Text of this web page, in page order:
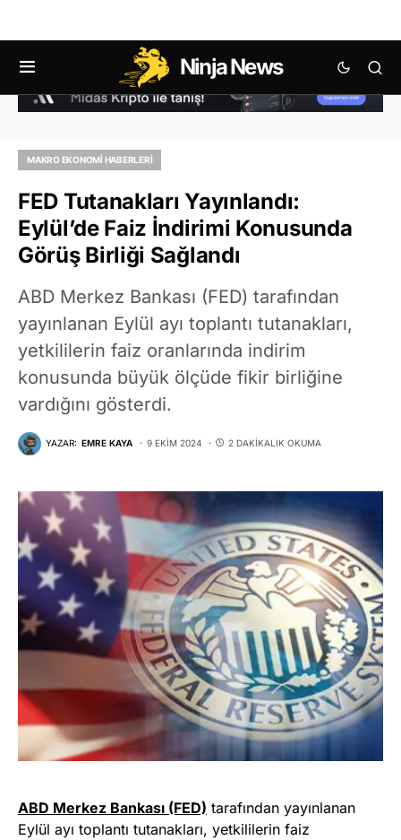
Ninja News
MAKRO EKONOMI HABERLERI
FED Tutanakları Yayınlandı:
Eylül’de Faiz İndirimi Konusunda
Görüş Birliği Sağlandı
ABD Merkez Bankası (FED) tarafından
yayınlanan Eylül ayı toplantı tutanakları,
yetkililerin faiz oranlarında indirim
konusunda büyük ölçüde fikir birliğine
vardığını gösterdi.
YAZAR: EMRE KAYA 9 EKIM 2024 2 DAKIKALIK OKUMA
ABD Merkez Bankası (FED) tarafından yayınlanan
Eylül ayı toplantı tutanakları, yetkililerin faiz